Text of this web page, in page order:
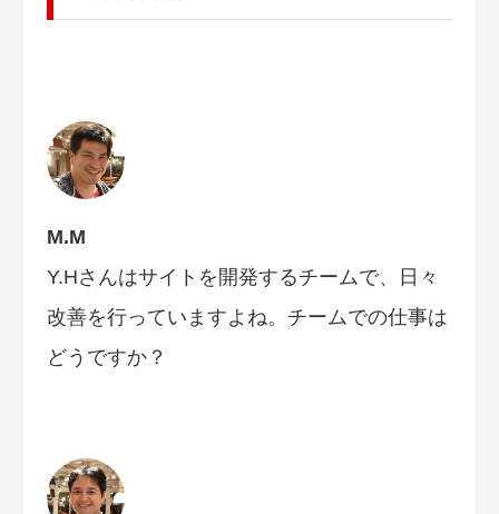
M.M
Y.Hさんはサイトを開発するチームで、日々
改善を行っていますよね。チームでの仕事は
どうですか？